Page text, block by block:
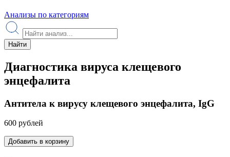
Анализы по категориям
Найти
Диагностика вируса клещевого
энцефалита
Антитела к вирусу клещевого энцефалита, IgG
600 рублей
Добавить в корзину